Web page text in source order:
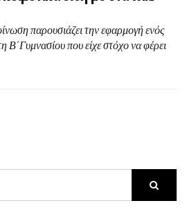
παρουσιάζει την εφαρμογή ενός
Β΄Γυμνασίου που είχε στόχο να φέρει